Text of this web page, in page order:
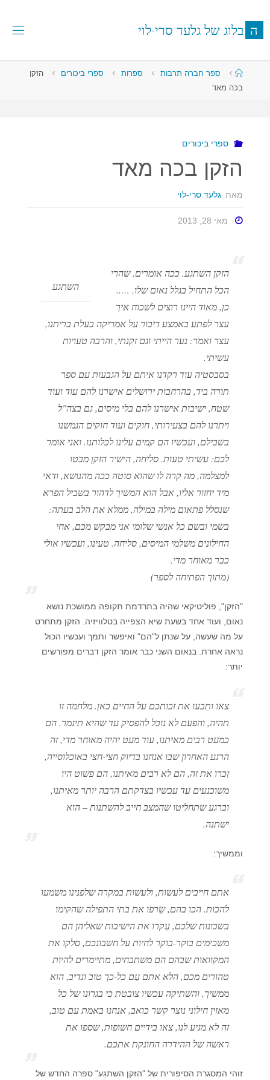
לתוכן
ה בלוג של גלעד סרי-לוי
עמוד
ראשי
ספר חברה תרבות ספרות ספרי ביכורים
הזקן
בכה מאד
ספרי ביכורים
הזקן בכה מאד
מאת גלעד סרי-לוי
מאי 28, 2013
השתגע
הזקן השתגע. ככה אומרים. שהרי
הכל התחיל בגלל נאום שלו. …..
כן, מאוד היינו רוצים לשכוח איך
עצר לפתע באמצע דיבור על אמריקה בעלת בריתנו,
עצר ואמר: נער הייתי וגם זקנתי, והרבה טעויות
עשיתי.
בסבסטיה עוד רקדנו איתם על הגבעות עם ספר
תורה ביד, בהרחבות ירושלים אישרנו להם עוד ועוד
שטח, ישיבות אישרנו להם בלי מיסים, גם בצה"ל
ויתרנו להם בצעירותי, חוקים ועוד חוקים הגמשנו
בשבילם, ועכשיו הם קמים עלינו לכלותנו. ואני אומר
לכם: עשיתי טעות. סליחה, הישיר הזקן מבטו
למצלמה, מה קרה לו שהוא סוטה ככה מהנושא, ודאי
מיד יחזור אליו, אבל הוא המשיך לדהור בשביל הפרא
שנסלל פתאום מילה במילה, ממלא את הלב בעתה:
בשמי ובשם כל אנשי שלומי אני מבקש מכם, אחי
החילונים משלמי המיסים, סליחה. טעינו, ועכשיו אולי
כבר מאוחר מדי.
(מתוך הפתיחה לספר)
"הזקן", פוליטיקאי שהיה בתרדמת תקופה ממושכת נושא
נאום, ועוד אחד בשעת שיא הצפייה בטלוויזיה. הזקן מתחרט
על מה שעשה, על שנתן ל"הם" ואיפשר ותמך ועכשיו הכול
נראה אחרת. בנאום השני כבר אומר הזקן דברים מפורשים
יותר:
צאו ותִבעו את זכותכם על החיים כאן. מלחמה זו
תהיה, והפעם לא נוכל להפסיק עד שהיא תיגמר. הם
כמעט רבים מאיתנו, עוד מעט יהיה מאוחר מדי, זה
הרגע האחרון שבו אנחנו בדיוק חצי-חצי באוכלוסייה,
זִכרו את זה, הם לא רבים מאיתנו, הם פשוט היו
משוכנעים עד עכשיו בצדקתם הרבה יותר מאיתנו,
וברגע שתחליטו שהמצב חייב להשתנות – הוא
ישתנה.
וממשיך:
אתם חייבים לעשות, ולעשות במקרה שלפנינו משמעו
להכות. הכו בהם, שִׂרפו את בתי התפילה שהקימו
בשכונות שלכם, עִקרו את הישיבות שאליהן הם
משכימים בוקר-בוקר לחיות על חשבונכם, סלקו את
המקוואות שבהם הם משתבחים, מתיימרים להיות
טהורים מכם, הלא אתם עַם כל-כך טוב ונדיב, הוא
ממשיך, והשתיקה עכשיו צובטת כי בגרונו של כל
מאזין חילוני נוצר קשר כואב, אנחנו באמת עם טוב,
זה לא מגיע לנו, צאו בידיים חשופות, שספו את
ראשה של ההידרה החונקת אתכם.
זוהי המסגרת הסיפורית של "הזקן השתגע" ספרה החדש של